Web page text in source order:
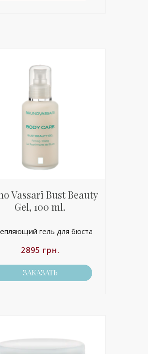
Vassari Bust Beauty
Gel, 100 ml.
гель для бюста
2895 грн.
ЗАКАЗАТЬ